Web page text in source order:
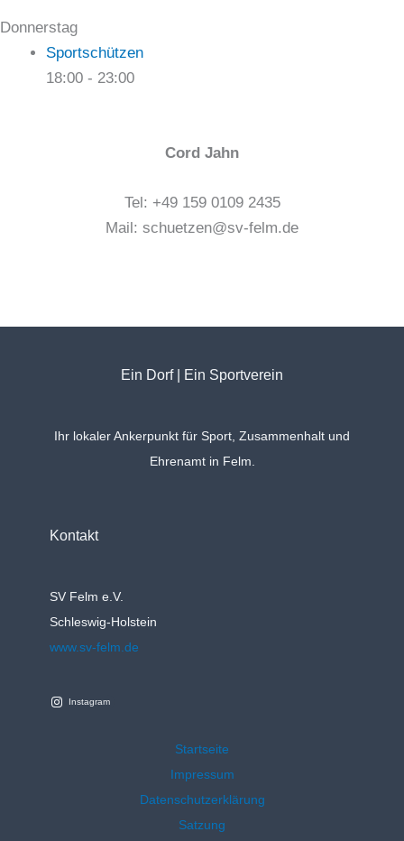
Donnerstag
Sportschützen
18:00 - 23:00
Cord Jahn
Tel: +49 159 0109 2435
Mail: schuetzen@sv-felm.de
Ein Dorf | Ein Sportverein
Ihr lokaler Ankerpunkt für Sport, Zusammenhalt und
Ehrenamt in Felm.
Kontakt
SV Felm e.V.
Schleswig-Holstein
www.sv-felm.de
Instagram
Startseite
Impressum
Datenschutzerklärung
Satzung